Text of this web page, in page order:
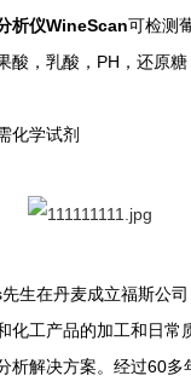
析仪WineScan可检测
酸，乳酸，PH，还原
化学试剂
生在丹麦成立福斯公
化工产品的加工和日常
析解决方案。经过60多